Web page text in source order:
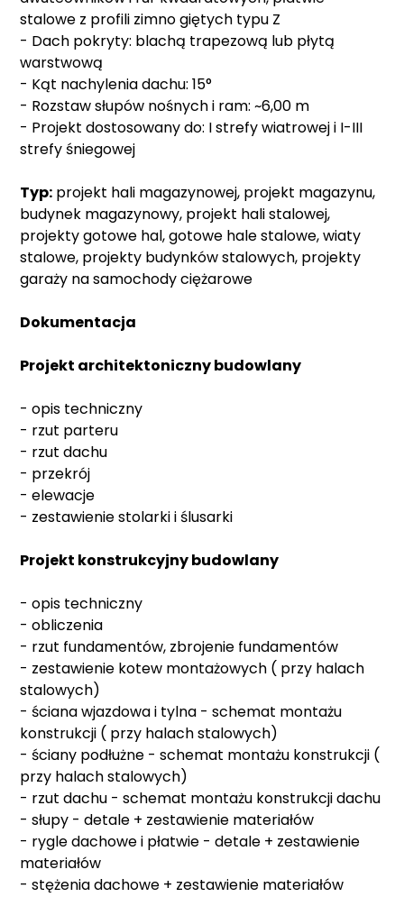
stalowe z profili zimno giętych typu Z
- Dach pokryty: blachą trapezową lub płytą
warstwową
- Kąt nachylenia dachu: 15°
- Rozstaw słupów nośnych i ram: ~6,00 m
- Projekt dostosowany do: I strefy wiatrowej i I-III
strefy śniegowej
Typ: projekt hali magazynowej, projekt magazynu,
budynek magazynowy, projekt hali stalowej,
projekty gotowe hal, gotowe hale stalowe, wiaty
stalowe, projekty budynków stalowych, projekty
garaży na samochody ciężarowe
Dokumentacja
Projekt architektoniczny budowlany
- opis techniczny
- rzut parteru
- rzut dachu
- przekrój
- elewacje
- zestawienie stolarki i ślusarki
Projekt konstrukcyjny budowlany
- opis techniczny
- obliczenia
- rzut fundamentów, zbrojenie fundamentów
- zestawienie kotew montażowych ( przy halach
stalowych)
- ściana wjazdowa i tylna - schemat montażu
konstrukcji ( przy halach stalowych)
- ściany podłużne - schemat montażu konstrukcji (
przy halach stalowych)
- rzut dachu - schemat montażu konstrukcji dachu
- słupy - detale + zestawienie materiałów
- rygle dachowe i płatwie - detale + zestawienie
materiałów
- stężenia dachowe + zestawienie materiałów